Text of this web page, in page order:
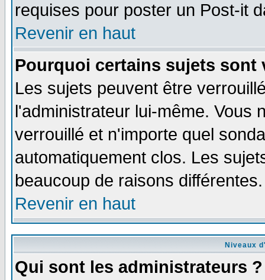
requises pour poster un Post-it
Revenir en haut
Pourquoi certains sujets sont
Les sujets peuvent être
l'administrateur lui-même. Vous
verrouillé et n'importe quel
automatiquement clos. Les
beaucoup de raisons différentes.
Revenir en haut
Niveaux
Qui sont les administrateurs ?